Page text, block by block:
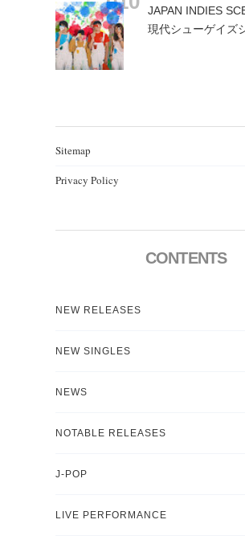
JAPAN INDIES
現代シューゲイズ
Sitemap
Privacy Policy
CONTENTS
NEW RELEASES
NEW SINGLES
NEWS
NOTABLE RELEASES
J-POP
LIVE PERFORMANCE